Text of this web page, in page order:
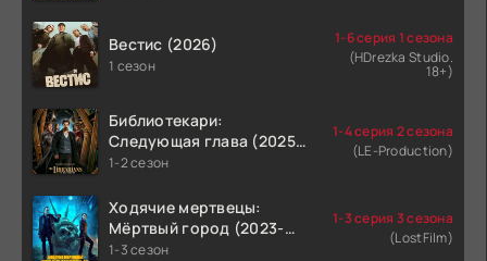
Вестис (2026)
1 сезон
1-6 серия 1 сезона
(HDrezka Studio.
18+)
Библиотекари:
Следующая глава (2025-
2026)
1-2 сезон
1-4 серия 2 сезона
(LE-Production)
Ходячие мертвецы:
Мёртвый город (2023-
2026)
1-3 сезон
1-3 серия 3 сезона
(LostFilm)